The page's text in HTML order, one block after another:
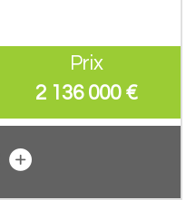
Prix
2 136 000 €